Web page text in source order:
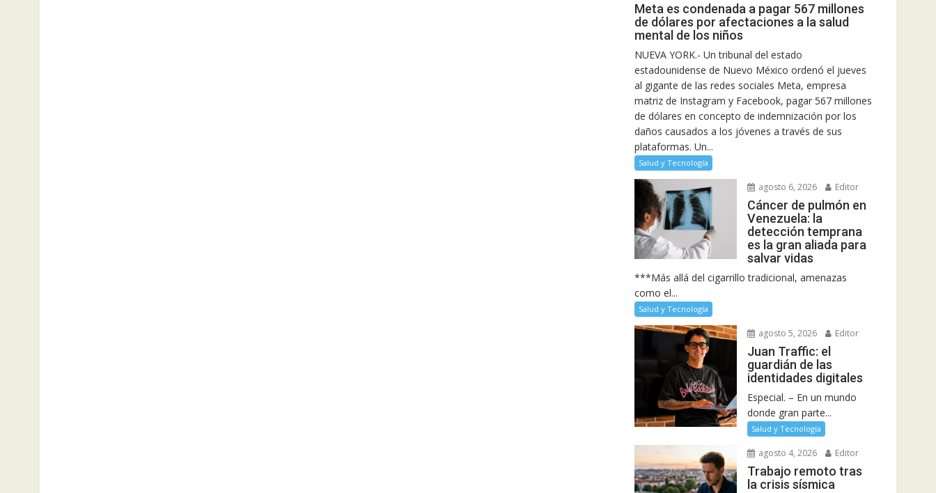
Meta es condenada a pagar 567 millones
de dólares por afectaciones a la salud
mental de los niños
NUEVA YORK.- Un tribunal del estado
estadounidense de Nuevo México ordenó el jueves
al gigante de las redes sociales Meta, empresa
matriz de Instagram y Facebook, pagar 567 millones
de dólares en concepto de indemnización por los
daños causados a los jóvenes a través de sus
plataformas. Un...
Salud y Tecnología
agosto 6, 2026 Editor
Cáncer de pulmón en
Venezuela: la
detección temprana
es la gran aliada para
salvar vidas
***Más allá del cigarrillo tradicional, amenazas
como el...
Salud y Tecnología
agosto 5, 2026 Editor
Juan Traffic: el
guardián de las
identidades digitales
Especial. – En un mundo
donde gran parte...
Salud y Tecnología
agosto 4, 2026 Editor
Trabajo remoto tras
la crisis sísmica